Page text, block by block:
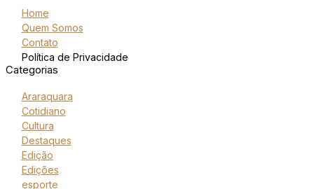
Home
Quem Somos
Contato
Política de Privacidade
Categorias
Araraquara
Cotidiano
Cultura
Destaques
Edição
Edições
esporte